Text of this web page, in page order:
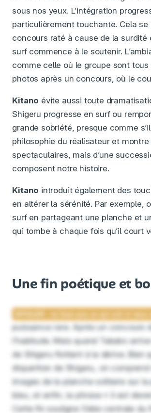
sous nos yeux. L’intégration
particulièrement touchante. Cela
concours raté à cause de la surdité
surf commence à le soutenir.
comme celle où le groupe sont
photos après un concours, où le
Kitano évite aussi toute
Shigeru progresse en surf ou
grande sobriété, presque comme
philosophie du réalisateur et
spectaculaires, mais d’une
composent notre histoire.
Kitano introduit également des
en altérer la sérénité. Par exemple,
surf en partageant une planche et
qui tombe à chaque fois qu’il court
Une fin poétique et
puissance rare. Après un concours
l’habitude. Mais quand Takako
de Shigeru flottant à la dérive. Bien
disparition de Shigeru, on
images de la planche solitaire sur
bleu, et enfin, la phrase « il est
Cette fin souligne l’idée centrale